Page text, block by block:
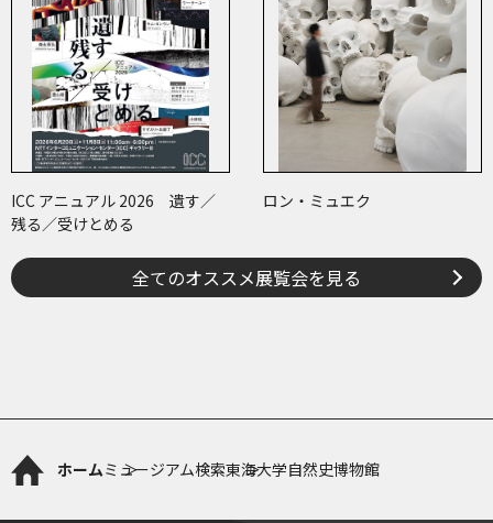
ICC アニュアル 2026 遺す／
残る／受けとめる
ロン・ミュエク
全てのオススメ展覧会を見る
ホームミュージアム検索東海大学自然史博物館